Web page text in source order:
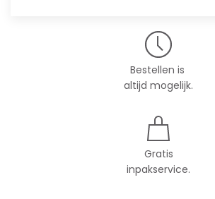
Bestellen is
altijd mogelijk.
Gratis
inpakservice.